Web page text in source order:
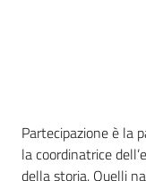
Partecipazione è la
la coordinatrice
della storia. Quelli